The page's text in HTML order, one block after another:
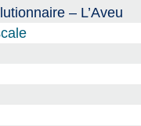
– L’Aveu